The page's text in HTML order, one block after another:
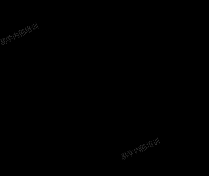
易学内部培训
易学内部培训